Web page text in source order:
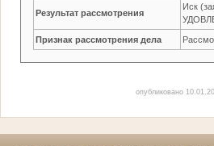
Результат рассмотрения
Иск
Признак рассмотрения дела
опубликовано